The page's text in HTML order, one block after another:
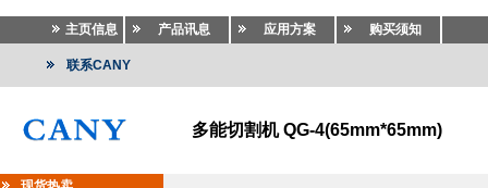
主页信息 产品讯息 应用方案 购买须知
联系CANY
多能切割机 QG-4(65mm*65mm)